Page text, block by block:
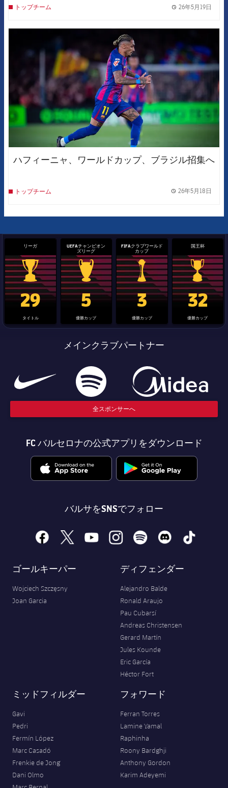
トップチーム 26年5月19日
FCB Barcelona badge
ハフィーニャ、ワールドカップ、ブラジル招集へ
トップチーム 26年5月18日
リーガ
La Liga trophy
29
タイトル
UEFAチャンピオン
ズリーグ
Champions League trophy
5
優勝カップ
FIFAクラブワールド
カップ
label.aria.clubworldcup
3
優勝カップ
国王杯
国王杯
32
優勝カップ
メインクラブパートナー
全スポンサーへ
FC バルセロナの公式アプリをダウンロード
バルサをSNSでフォロー
facebook
x youtubeinstagramspotify discord tiktok
ゴールキーパー
Wojciech Szczęsny
Joan Garcia
ディフェンダー
Alejandro Balde
Ronald Araujo
Pau Cubarsí
Andreas Christensen
Gerard Martín
Jules Kounde
Eric García
Héctor Fort
ミッドフィルダー
Gavi
Pedri
Fermín López
Marc Casadó
Frenkie de Jong
Dani Olmo
フォワード
Ferran Torres
Lamine Yamal
Raphinha
Roony Bardghji
Anthony Gordon
Karim Adeyemi